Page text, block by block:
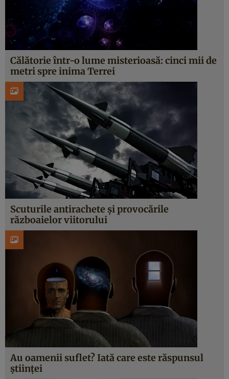
Călătorie într-o lume misterioasă: cinci mii de
metri spre inima Terrei
Scuturile antirachete şi provocările
războaielor viitorului
Au oamenii suflet? Iată care este răspunsul
ştiinţei